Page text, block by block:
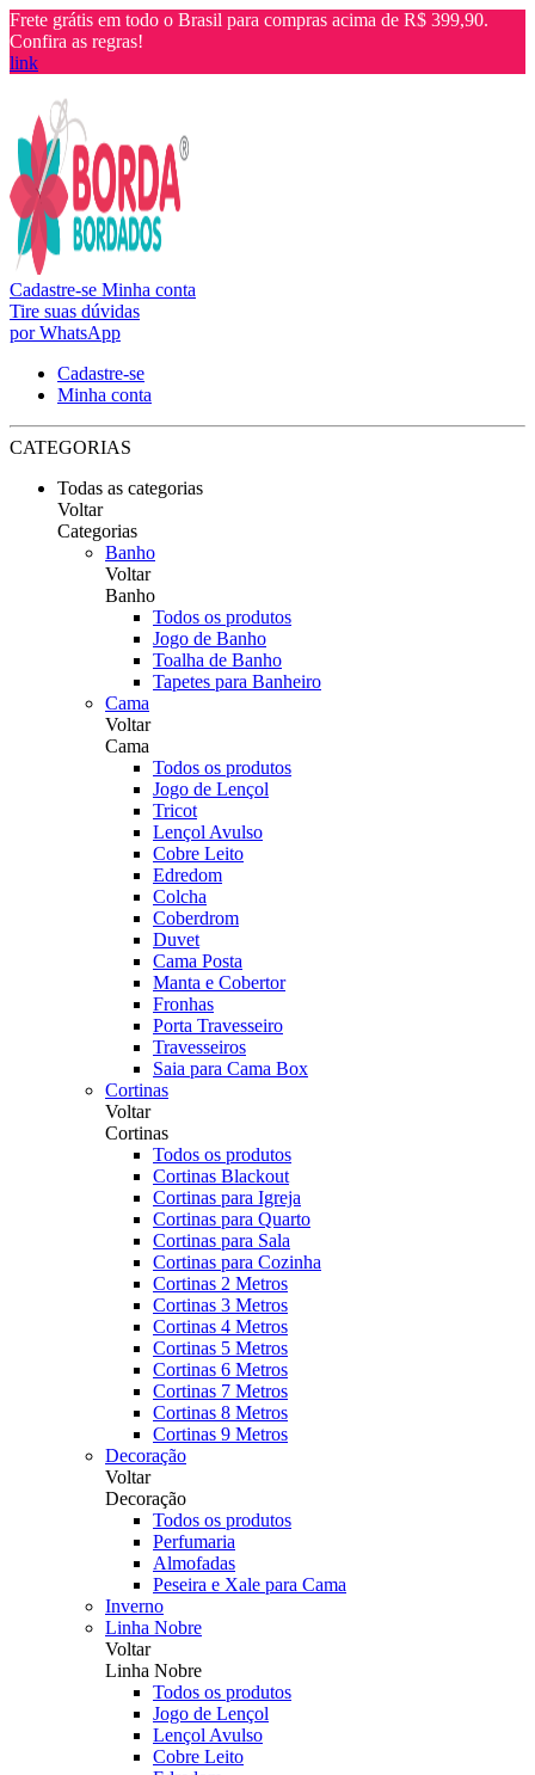
Frete grátis em todo o Brasil para compras acima de R$ 399,90.
Confira as regras!
link
Cadastre-se Minha conta
Tire suas dúvidas
por WhatsApp
Cadastre-se
Minha conta
CATEGORIAS
Todas as categorias
Voltar
Categorias
Banho
Voltar
Banho
Todos os produtos
Jogo de Banho
Toalha de Banho
Tapetes para Banheiro
Cama
Voltar
Cama
Todos os produtos
Jogo de Lençol
Tricot
Lençol Avulso
Cobre Leito
Edredom
Colcha
Coberdrom
Duvet
Cama Posta
Manta e Cobertor
Fronhas
Porta Travesseiro
Travesseiros
Saia para Cama Box
Cortinas
Voltar
Cortinas
Todos os produtos
Cortinas Blackout
Cortinas para Igreja
Cortinas para Quarto
Cortinas para Sala
Cortinas para Cozinha
Cortinas 2 Metros
Cortinas 3 Metros
Cortinas 4 Metros
Cortinas 5 Metros
Cortinas 6 Metros
Cortinas 7 Metros
Cortinas 8 Metros
Cortinas 9 Metros
Decoração
Voltar
Decoração
Todos os produtos
Perfumaria
Almofadas
Peseira e Xale para Cama
Inverno
Linha Nobre
Voltar
Linha Nobre
Todos os produtos
Jogo de Lençol
Lençol Avulso
Cobre Leito